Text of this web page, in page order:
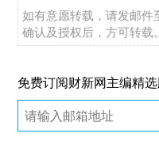
如有意愿转载，请发邮件
确认及授权后，方可转载。
免费订阅财新网主编精